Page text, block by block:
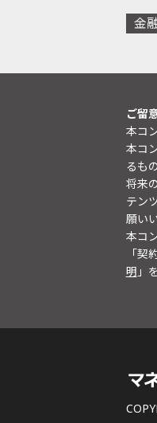
金
ご留
本コ
本コ
るも
将来
テン
願い
本コ
「
明 」